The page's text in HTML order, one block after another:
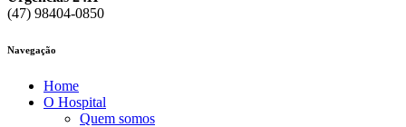
(47) 98404-0850
Navegação
Home
O Hospital
Quem somos